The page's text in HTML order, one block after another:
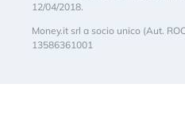
12/04/2018.
Money.it srl a socio unico (Aut.
13586361001